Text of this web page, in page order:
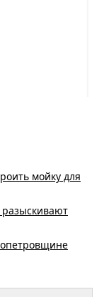
мойку для